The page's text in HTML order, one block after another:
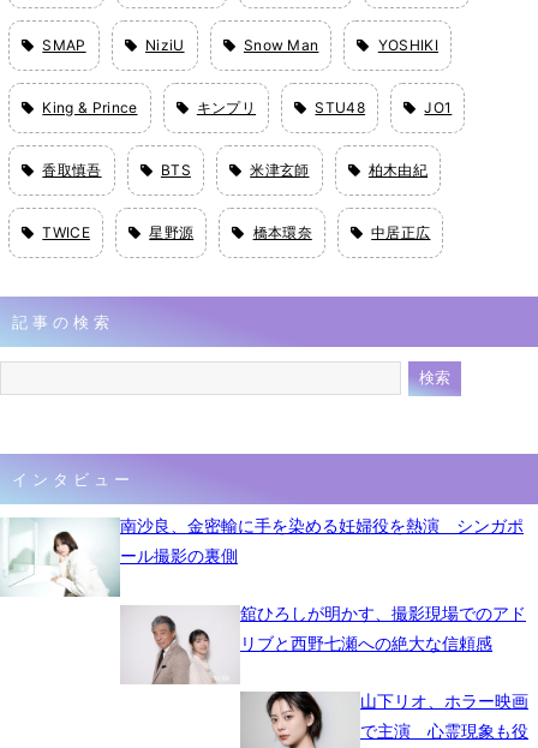
SMAP NiziU Snow Man YOSHIKI
King & Prince キンプリ STU48 JO1
香取慎吾 BTS 米津玄師 柏木由紀
TWICE 星野源 橋本環奈 中居正広
記事の検索
インタビュー
南沙良、金密輸に手を染める妊婦役を熱演 シンガポ
ール撮影の裏側
舘ひろしが明かす、撮影現場でのアド
リブと西野七瀬への絶大な信頼感
山下リオ、ホラー映画
で主演 心霊現象も役